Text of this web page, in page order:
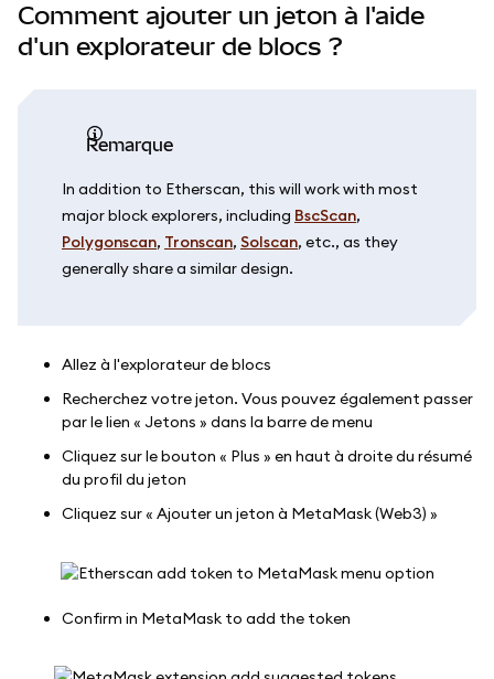
Comment ajouter un jeton à l'aide
d'un explorateur de blocs ?
Remarque
In addition to Etherscan, this will work with most
major block explorers, including BscScan,
Polygonscan, Tronscan, Solscan, etc., as they
generally share a similar design.
Allez à l'explorateur de blocs
Recherchez votre jeton. Vous pouvez également passer
par le lien « Jetons » dans la barre de menu
Cliquez sur le bouton « Plus » en haut à droite du résumé
du profil du jeton
Cliquez sur « Ajouter un jeton à MetaMask (Web3) »
Confirm in MetaMask to add the token